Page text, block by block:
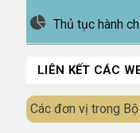
Thủ tục hành
LIÊN KẾT CÁC
Các đơn vị trong